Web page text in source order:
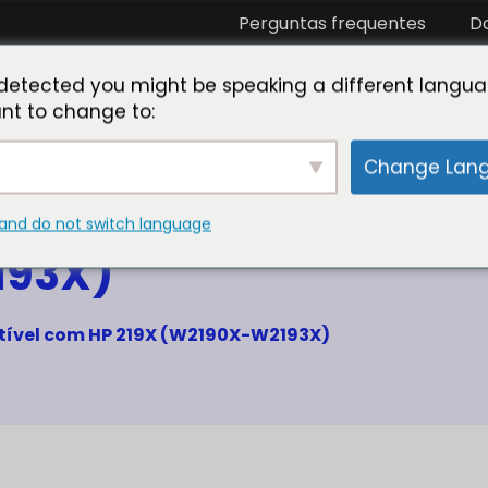
Perguntas frequentes
nosso parceiro Conheça o Toner Master
de toner
com HP 219X (W2190X-W2193X)
you might be speaking a different
to change to:
Change
do not switch language